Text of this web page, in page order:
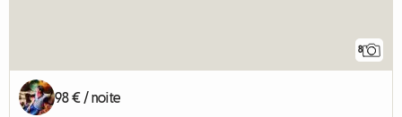
8
98 € / noite